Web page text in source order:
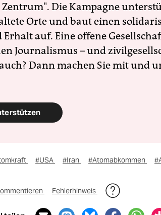
Die Kampagne
Orte und baut einen
Erhalt auf. Eine offene
Journalismus – und
Dann machen Sie mit und
#USA #Iran #Atomabkommen
Fehlerhinweis